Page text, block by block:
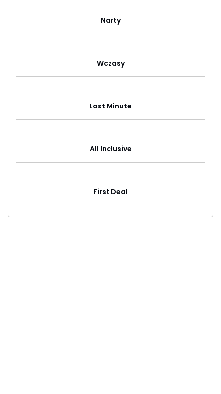
Narty
Wczasy
Last Minute
All Inclusive
First Deal